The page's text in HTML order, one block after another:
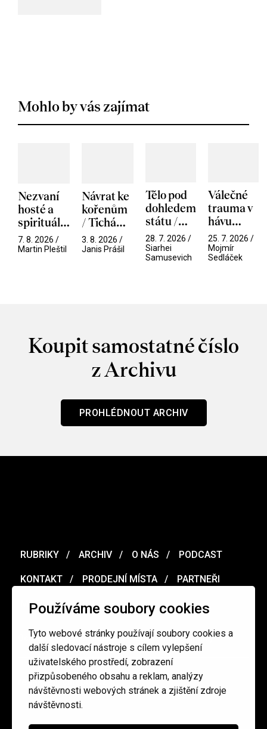
Používáme soubory cookies
Tyto webové stránky používají soubory cookies a
další sledovací nástroje s cílem vylepšení
uživatelského prostředí, zobrazení
přizpůsobeného obsahu a reklam, analýzy
návštěvnosti webových stránek a zjištění zdroje
návštěvnosti.
Mohlo by vás zajímat
Nezvaní
hosté a
spirituální
narušitelé
z vesmíru
7. 8. 2026 /
Martin Pleštil
Návrat ke
kořenům
/ Tichá
přítelkyně
3. 8. 2026 /
Janis Prášil
Tělo pod
dohledem
státu /
Pramen
28. 7. 2026 /
Siarhei
Samusevich
Válečné
trauma v
hávu
spektáklu
/ Odyssea
25. 7. 2026 /
Mojmír
Sedláček
Koupit samostatné číslo
z Archivu
PROHLÉDNOUT ARCHIV
RUBRIKY ARCHIV O NÁS PODCAST
KONTAKT PRODEJNÍ MÍSTA PARTNEŘI
MERCH VOUCHER
Ochrana osobních údajů / Obchodní podmínky
redakce@cinepur.cz